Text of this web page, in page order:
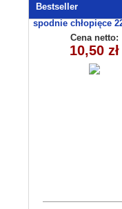
Bestseller
spodnie chłopięce
(9-12)
Cena netto:
10,50 zł